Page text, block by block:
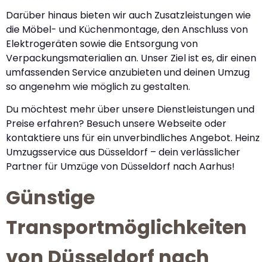
Darüber hinaus bieten wir auch Zusatzleistungen wie
die Möbel- und Küchenmontage, den Anschluss von
Elektrogeräten sowie die Entsorgung von
Verpackungsmaterialien an. Unser Ziel ist es, dir einen
umfassenden Service anzubieten und deinen Umzug
so angenehm wie möglich zu gestalten.
Du möchtest mehr über unsere Dienstleistungen und
Preise erfahren? Besuch unsere Webseite oder
kontaktiere uns für ein unverbindliches Angebot. Heinz
Umzugsservice aus Düsseldorf – dein verlässlicher
Partner für Umzüge von Düsseldorf nach Aarhus!
Günstige
Transportmöglichkeiten